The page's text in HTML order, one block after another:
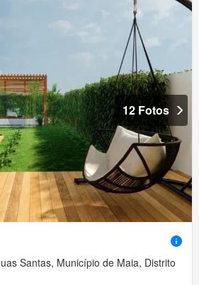
12 Fotos
Santas, Município de Maia, Distrito